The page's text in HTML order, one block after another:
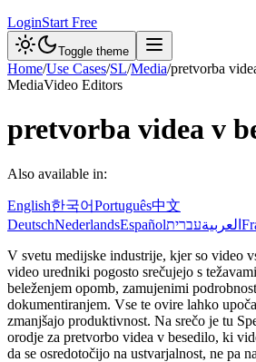
LoginStart Free
Toggle theme
Home/Use Cases/SL/Media/pretvorba
MediaVideo Editors
pretvorba videa v
Also available in:
English한국어Português中文
DeutschNederlandsEspañol العربيةעברית
V svetu medijske industrije, kjer so video
video uredniki pogosto srečujejo s
beleženjem opomb, zamujenimi
dokumentiranjem. Vse te ovire lahko
zmanjšajo produktivnost. Na srečo je tu
orodje za pretvorbo videa v besedilo, ki
da se osredotočijo na ustvarjalnost, ne pa